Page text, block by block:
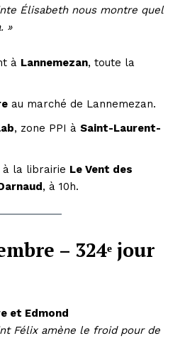
Élisabeth nous montre quel
»
à Lannemezan, toute la
au marché de Lannemezan.
, zone PPI à Saint-Laurent-
à la librairie Le Vent des
, à 10h.
– 324ᵉ jour
et Edmond
Félix amène le froid pour de